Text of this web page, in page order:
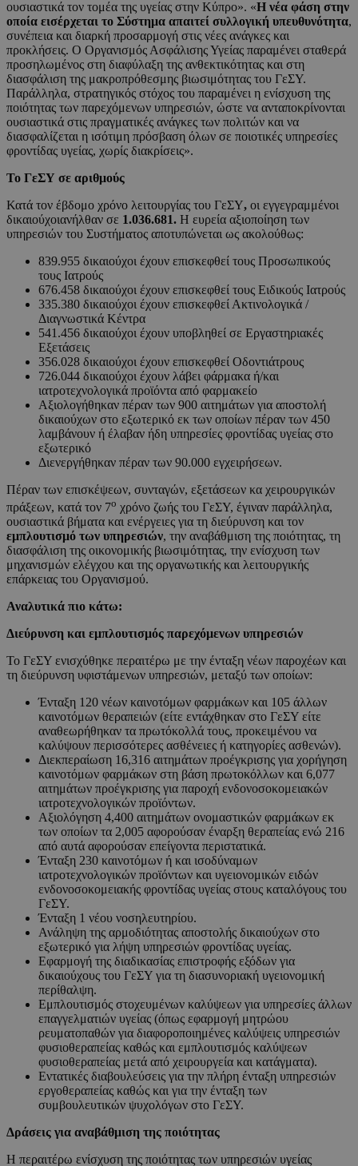
ουσιαστικά τον τομέα της υγείας στην Κύπρο». «Η νέα φάση στην
οποία εισέρχεται το Σύστημα απαιτεί συλλογική υπευθυνότητα,
συνέπεια και διαρκή προσαρμογή στις νέες ανάγκες και
προκλήσεις. Ο Οργανισμός Ασφάλισης Υγείας παραμένει σταθερά
προσηλωμένος στη διαφύλαξη της ανθεκτικότητας και στη
διασφάλιση της μακροπρόθεσμης βιωσιμότητας του ΓεΣΥ.
Παράλληλα, στρατηγικός στόχος του παραμένει η ενίσχυση της
ποιότητας των παρεχόμενων υπηρεσιών, ώστε να ανταποκρίνονται
ουσιαστικά στις πραγματικές ανάγκες των πολιτών και να
διασφαλίζεται η ισότιμη πρόσβαση όλων σε ποιοτικές υπηρεσίες
φροντίδας υγείας, χωρίς διακρίσεις».
Το ΓεΣΥ σε αριθμούς
Κατά τον έβδομο χρόνο λειτουργίας του ΓεΣΥ, οι εγγεγραμμένοι
δικαιούχοιανήλθαν σε 1.036.681. Η ευρεία αξιοποίηση των
υπηρεσιών του Συστήματος αποτυπώνεται ως ακολούθως:
839.955 δικαιούχοι έχουν επισκεφθεί τους Προσωπικούς
τους Ιατρούς
676.458 δικαιούχοι έχουν επισκεφθεί τους Ειδικούς Ιατρούς
335.380 δικαιούχοι έχουν επισκεφθεί Ακτινολογικά /
Διαγνωστικά Κέντρα
541.456 δικαιούχοι έχουν υποβληθεί σε Eργαστηριακές
Eξετάσεις
356.028 δικαιούχοι έχουν επισκεφθεί Oδοντιάτρους
726.044 δικαιούχοι έχουν λάβει φάρμακα ή/και
ιατροτεχνολογικά προϊόντα από φαρμακείο
Αξιολογήθηκαν πέραν των 900 αιτημάτων για αποστολή
δικαιούχων στο εξωτερικό εκ των οποίων πέραν των 450
λαμβάνουν ή έλαβαν ήδη υπηρεσίες φροντίδας υγείας στο
εξωτερικό
Διενεργήθηκαν πέραν των 90.000 εγχειρήσεων.
Πέραν των επισκέψεων, συνταγών, εξετάσεων κα χειρουργικών
πράξεων, κατά τον 7ο χρόνο ζωής του ΓεΣΥ, έγιναν παράλληλα,
ουσιαστικά βήματα και ενέργειες για τη διεύρυνση και τον
εμπλουτισμό των υπηρεσιών, την αναβάθμιση της ποιότητας, τη
διασφάλιση της οικονομικής βιωσιμότητας, την ενίσχυση των
μηχανισμών ελέγχου και της οργανωτικής και λειτουργικής
επάρκειας του Οργανισμού.
Αναλυτικά πιο κάτω:
Διεύρυνση και εμπλουτισμός παρεχόμενων υπηρεσιών
Το ΓεΣΥ ενισχύθηκε περαιτέρω με την ένταξη νέων παροχέων και
τη διεύρυνση υφιστάμενων υπηρεσιών, μεταξύ των οποίων:
Ένταξη 120 νέων καινοτόμων φαρμάκων και 105 άλλων
καινοτόμων θεραπειών (είτε εντάχθηκαν στο ΓεΣΥ είτε
αναθεωρήθηκαν τα πρωτόκολλά τους, προκειμένου να
καλύψουν περισσότερες ασθένειες ή κατηγορίες ασθενών).
Διεκπεραίωση 16,316 αιτημάτων προέγκρισης για χορήγηση
καινοτόμων φαρμάκων στη βάση πρωτοκόλλων και 6,077
αιτημάτων προέγκρισης για παροχή ενδονοσοκομειακών
ιατροτεχνολογικών προϊόντων.
Αξιολόγηση 4,400 αιτημάτων ονομαστικών φαρμάκων εκ
των οποίων τα 2,005 αφορούσαν έναρξη θεραπείας ενώ 216
από αυτά αφορούσαν επείγοντα περιστατικά.
Ένταξη 230 καινοτόμων ή και ισοδύναμων
ιατροτεχνολογικών προϊόντων και υγειονομικών ειδών
ενδονοσοκομειακής φροντίδας υγείας στους καταλόγους του
ΓεΣΥ.
Ένταξη 1 νέου νοσηλευτηρίου.
Ανάληψη της αρμοδιότητας αποστολής δικαιούχων στο
εξωτερικό για λήψη υπηρεσιών φροντίδας υγείας.
Εφαρμογή της διαδικασίας επιστροφής εξόδων για
δικαιούχους του ΓεΣΥ για τη διασυνοριακή υγειονομική
περίθαλψη.
Εμπλουτισμός στοχευμένων καλύψεων για υπηρεσίες άλλων
επαγγελματιών υγείας (όπως εφαρμογή μητρώου
ρευματοπαθών για διαφοροποιημένες καλύψεις υπηρεσιών
φυσιοθεραπείας καθώς και εμπλουτισμός καλύψεων
φυσιοθεραπείας μετά από χειρουργεία και κατάγματα).
Εντατικές διαβουλεύσεις για την πλήρη ένταξη υπηρεσιών
εργοθεραπείας καθώς και για την ένταξη των
συμβουλευτικών ψυχολόγων στο ΓεΣΥ.
Δράσεις για αναβάθμιση της ποιότητας
Η περαιτέρω ενίσχυση της ποιότητας των υπηρεσιών υγείας